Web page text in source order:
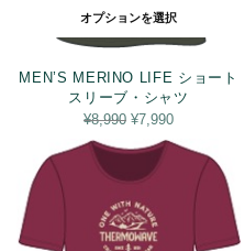
オプションを選択
MEN’S MERINO LIFE ショート
スリーブ・シャツ
¥8,990 元の価
¥8,990
でし
¥7,990現在の
¥7,990
です。